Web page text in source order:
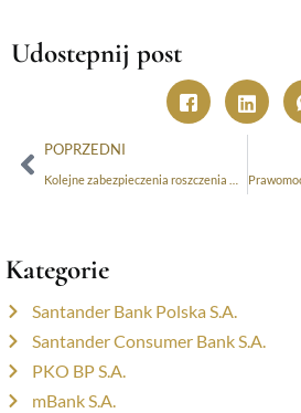
Udostepnij post
POPRZEDNI
Kategorie
Santander Bank Polska S.A.
Santander Consumer Bank S.A.
PKO BP S.A.
mBank S.A.